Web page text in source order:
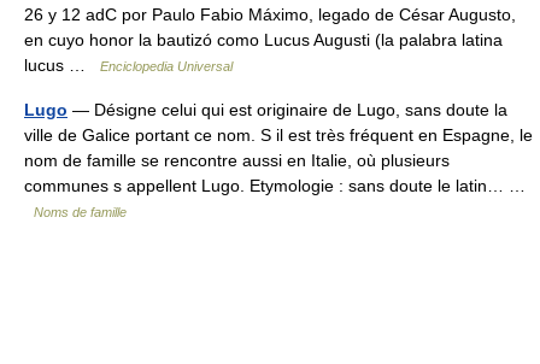
26 y 12 adC por Paulo Fabio Máximo, legado de César Augusto,
en cuyo honor la bautizó como Lucus Augusti (la palabra latina
lucus …
Enciclopedia Universal
Lugo — Désigne celui qui est originaire de Lugo, sans doute la
ville de Galice portant ce nom. S il est très fréquent en Espagne, le
nom de famille se rencontre aussi en Italie, où plusieurs
communes s appellent Lugo. Etymologie : sans doute le latin… …
Noms de famille